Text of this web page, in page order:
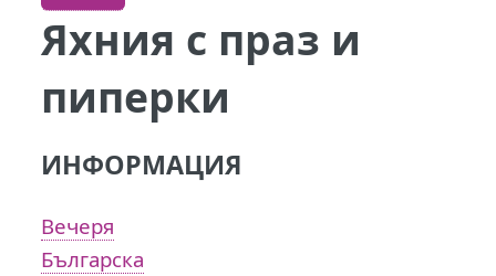
Яхния с праз и
пиперки
ИНФОРМАЦИЯ
Вечеря
Българска